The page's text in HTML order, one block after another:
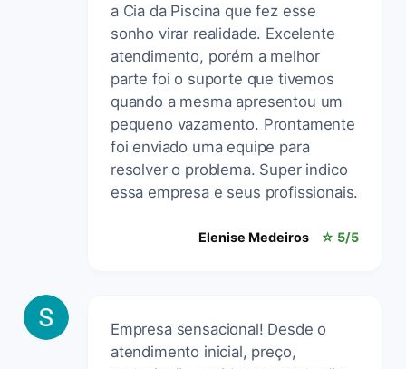
a Cia da Piscina que fez esse
sonho virar realidade. Excelente
atendimento, porém a melhor
parte foi o suporte que tivemos
quando a mesma apresentou um
pequeno vazamento. Prontamente
foi enviado uma equipe para
resolver o problema. Super indico
essa empresa e seus profissionais.
Elenise Medeiros ☆ 5/5
Empresa sensacional! Desde o
atendimento inicial, preço,